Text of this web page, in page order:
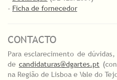
- Ficha de fornecedor
CONTACTO
Para esclarecimento de
de candidaturas@dgartes.pt
na Região de Lisboa e Vale do